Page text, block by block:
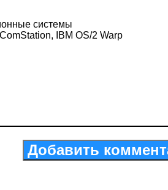
системы
IBM OS/2 Warp
Добавить